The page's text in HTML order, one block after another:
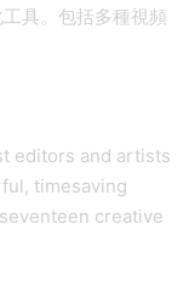
具。包括多種視頻
editors and artists
timesaving
creative